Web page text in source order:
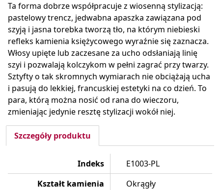
Ta forma dobrze współpracuje z wiosenną stylizacją:
pastelowy trencz, jedwabna apaszka zawiązana pod
szyją i jasna torebka tworzą tło, na którym niebieski
refleks kamienia księżycowego wyraźnie się zaznacza.
Włosy upięte lub zaczesane za ucho odsłaniają linię
szyi i pozwalają kolczykom w pełni zagrać przy twarzy.
Sztyfty o tak skromnych wymiarach nie obciążają ucha
i pasują do lekkiej, francuskiej estetyki na co dzień. To
para, którą można nosić od rana do wieczoru,
zmieniając jedynie resztę stylizacji wokół niej.
Szczegóły produktu
Indeks
E1003-PL
Kształt kamienia
Okrągły